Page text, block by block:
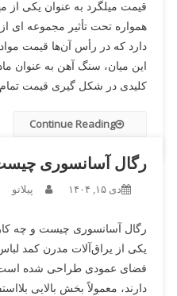
قیمت میلگرد به‌ عنوان یکی از
همواره تحت تأثیر مجموعه ‌ای
دارد که در رأس آن‌ها قیمت
این میان، سنگ‌ آهن به‌ عنوان
کلیدی در شکل‌ گیری قیمت
Continue Reading
رگال آسانسوری
دی ۱۵, ۱۴۰۴ پیلانو
رگال آسانسوری چیست و چه
یکی از یراق‌آلات مدرن کمد
فضای عمودی طراحی شده است.
دارند، معمولاً بخش بالایی